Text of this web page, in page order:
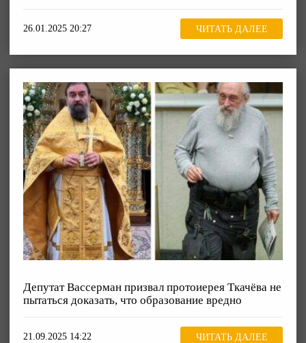
26.01.2025 20:27 ЧИТАТЬ ДАЛЕЕ
Депутат Вассерман призвал протоиерея Ткачёва не
пытаться доказать, что образование вредно
21.09.2025 14:22 ЧИТАТЬ ДАЛЕЕ